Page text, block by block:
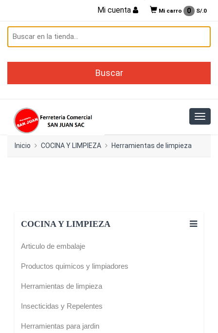
Mi cuenta Mi carro 0 S/.0
Inicio COCINA Y LIMPIEZA Herramientas de limpieza
COCINA Y LIMPIEZA
Articulo de embalaje
Productos quimicos y limpiadores
Herramientas de limpieza
Insecticidas y Repelentes
Herramientas para jardin